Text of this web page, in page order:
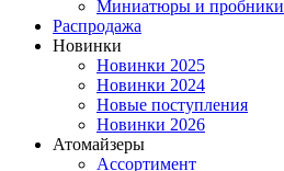
Миниатюры и пробники
Распродажа
Новинки
Новинки 2025
Новинки 2024
Новые поступления
Новинки 2026
Атомайзеры
Ассортимент